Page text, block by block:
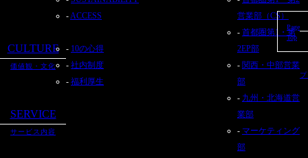
ACCESS
CULTURE
価値観・文化
10の心得
社内制度
福利厚生
SERVICE
サービス内容
営業部（CS）
首都圏第1・第
2EP部
関西・中部営業
部
九州・北海道営
業部
マーケティング
部
Page
Top